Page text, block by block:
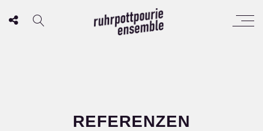
REFERENZEN